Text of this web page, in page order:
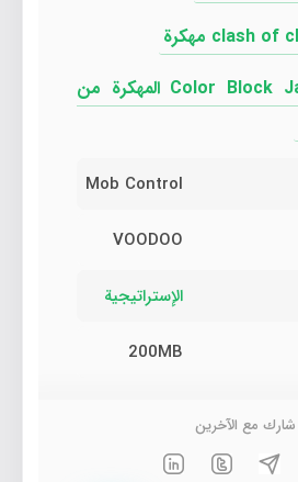
تحميل لعبة Color Block Jam المهكرة من
Mob Control
VOODOO‏
الإستراتيجية
200MB
شارك مع الآخرين